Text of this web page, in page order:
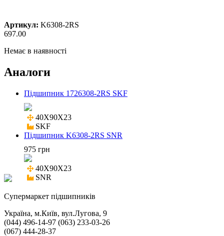
Артикул: K6308-2RS
697.00
Немає в наявності
Аналоги
Підшипник 1726308-2RS SKF
40X90X23
SKF
Підшипник K6308-2RS SNR
975 грн
40X90X23
SNR
Cупермаркет підшипників
Україна, м.Київ, вул.Лугова, 9
(044) 496-14-97 (063) 233-03-26
(067) 444-28-37